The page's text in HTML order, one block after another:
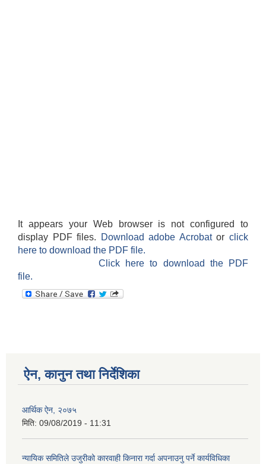
It appears your Web browser is not configured to
display PDF files.
Download adobe Acrobatorclick
here to download the PDF file.
Click here to download the PDF
file.
ऐन, कानुन तथा निर्देशिका
आर्थिक ऐन, २०७५
मिति: 09/08/2019 - 11:31
न्यायिक समितिले उजुरीको कारवाही किनारा गर्दा अपनाउनु पर्ने कार्यविधिका